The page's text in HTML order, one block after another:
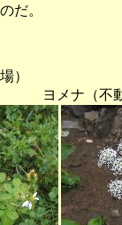
だ。
） ヤ
（不動